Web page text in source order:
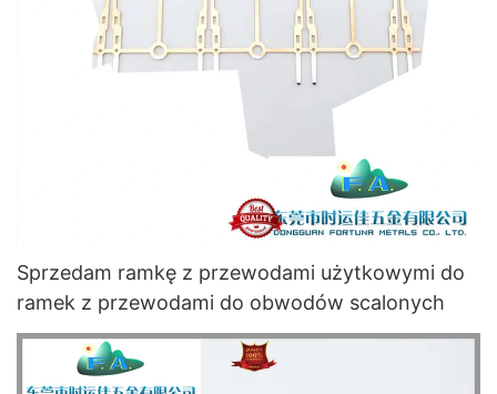
Sprzedam ramkę z przewodami użytkowymi do
ramek z przewodami do obwodów scalonych